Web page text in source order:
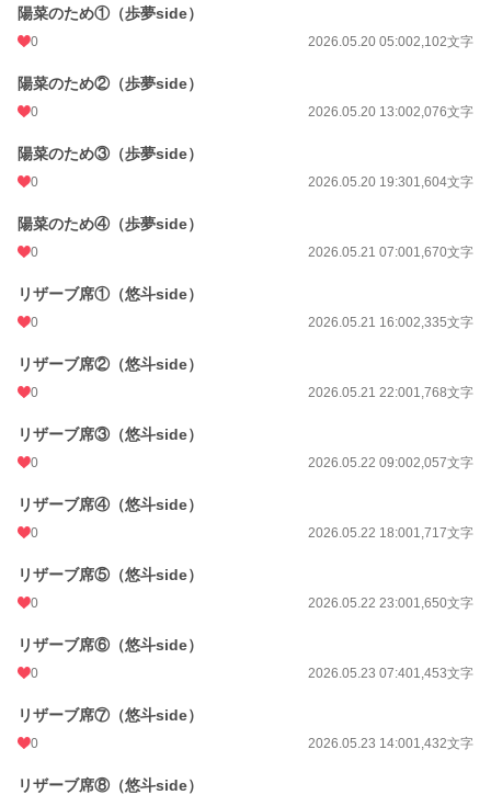
陽菜のため①（歩夢side）
0 2026.05.20 05:002,102文字
陽菜のため②（歩夢side）
0 2026.05.20 13:002,076文字
陽菜のため③（歩夢side）
0 2026.05.20 19:301,604文字
陽菜のため④（歩夢side）
0 2026.05.21 07:001,670文字
リザーブ席①（悠斗side）
0 2026.05.21 16:002,335文字
リザーブ席②（悠斗side）
0 2026.05.21 22:001,768文字
リザーブ席③（悠斗side）
0 2026.05.22 09:002,057文字
リザーブ席④（悠斗side）
0 2026.05.22 18:001,717文字
リザーブ席⑤（悠斗side）
0 2026.05.22 23:001,650文字
リザーブ席⑥（悠斗side）
0 2026.05.23 07:401,453文字
リザーブ席⑦（悠斗side）
0 2026.05.23 14:001,432文字
リザーブ席⑧（悠斗side）